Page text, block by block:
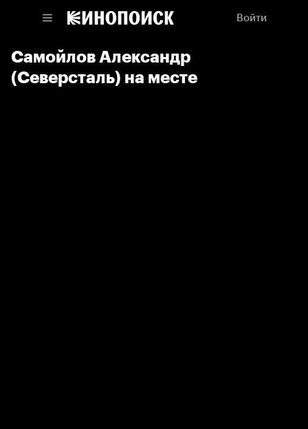
Войти
Самойлов Александр
(Северсталь) на месте